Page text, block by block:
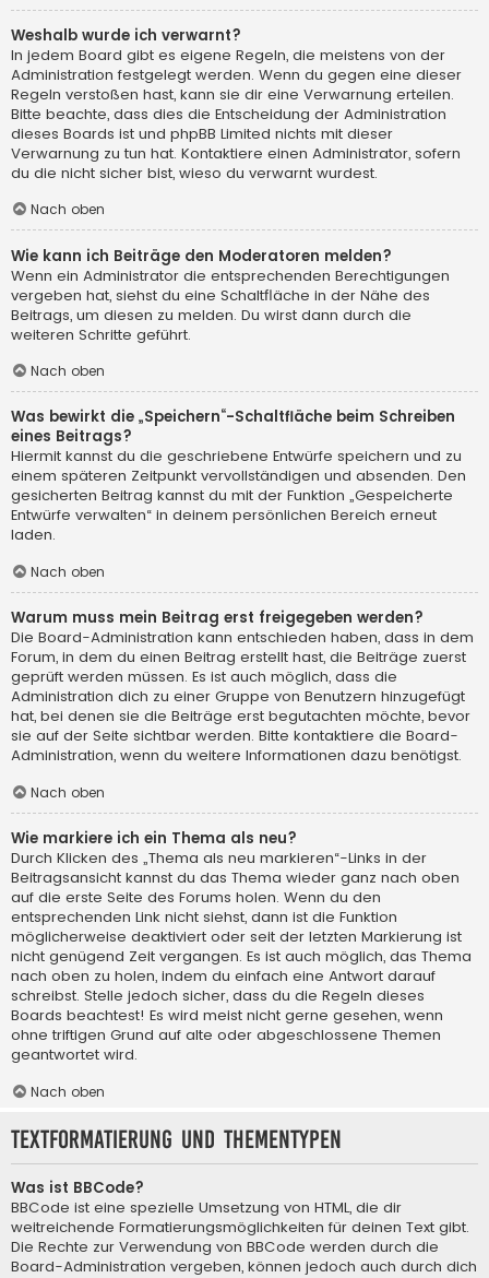
Weshalb wurde ich verwarnt?
In jedem Board gibt es eigene Regeln, die meistens von der
Administration festgelegt werden. Wenn du gegen eine dieser
Regeln verstoßen hast, kann sie dir eine Verwarnung erteilen.
Bitte beachte, dass dies die Entscheidung der Administration
dieses Boards ist und phpBB Limited nichts mit dieser
Verwarnung zu tun hat. Kontaktiere einen Administrator, sofern
du die nicht sicher bist, wieso du verwarnt wurdest.
Nach oben
Wie kann ich Beiträge den Moderatoren melden?
Wenn ein Administrator die entsprechenden Berechtigungen
vergeben hat, siehst du eine Schaltfläche in der Nähe des
Beitrags, um diesen zu melden. Du wirst dann durch die
weiteren Schritte geführt.
Nach oben
Was bewirkt die „Speichern“-Schaltfläche beim Schreiben
eines Beitrags?
Hiermit kannst du die geschriebene Entwürfe speichern und zu
einem späteren Zeitpunkt vervollständigen und absenden. Den
gesicherten Beitrag kannst du mit der Funktion „Gespeicherte
Entwürfe verwalten“ in deinem persönlichen Bereich erneut
laden.
Nach oben
Warum muss mein Beitrag erst freigegeben werden?
Die Board-Administration kann entschieden haben, dass in dem
Forum, in dem du einen Beitrag erstellt hast, die Beiträge zuerst
geprüft werden müssen. Es ist auch möglich, dass die
Administration dich zu einer Gruppe von Benutzern hinzugefügt
hat, bei denen sie die Beiträge erst begutachten möchte, bevor
sie auf der Seite sichtbar werden. Bitte kontaktiere die Board-
Administration, wenn du weitere Informationen dazu benötigst.
Nach oben
Wie markiere ich ein Thema als neu?
Durch Klicken des „Thema als neu markieren“-Links in der
Beitragsansicht kannst du das Thema wieder ganz nach oben
auf die erste Seite des Forums holen. Wenn du den
entsprechenden Link nicht siehst, dann ist die Funktion
möglicherweise deaktiviert oder seit der letzten Markierung ist
nicht genügend Zeit vergangen. Es ist auch möglich, das Thema
nach oben zu holen, indem du einfach eine Antwort darauf
schreibst. Stelle jedoch sicher, dass du die Regeln dieses
Boards beachtest! Es wird meist nicht gerne gesehen, wenn
ohne triftigen Grund auf alte oder abgeschlossene Themen
geantwortet wird.
Nach oben
Textformatierung und Thementypen
Was ist BBCode?
BBCode ist eine spezielle Umsetzung von HTML, die dir
weitreichende Formatierungsmöglichkeiten für deinen Text gibt.
Die Rechte zur Verwendung von BBCode werden durch die
Board-Administration vergeben, können jedoch auch durch dich